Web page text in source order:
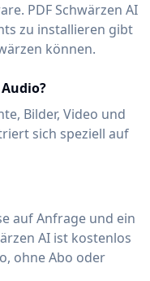
PDF Schwärzen AI
zu installieren gibt
können.
Bilder, Video und
sich speziell auf
auf Anfrage und ein
AI ist kostenlos
ohne Abo oder